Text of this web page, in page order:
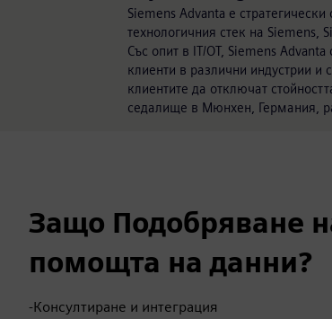
Siemens Advanta е
технологичния стек на Siemens,
Със опит в IT/OT, Siemens
клиенти в различни индустрии и
клиентите да отключат
седалище в Мюнхен, Германия,
Защо Подобряване
помощта на данни?
-Консултиране и интеграция